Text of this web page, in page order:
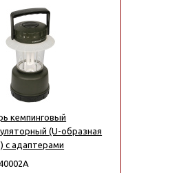
кемпинговый
(U-образная
с адаптерами